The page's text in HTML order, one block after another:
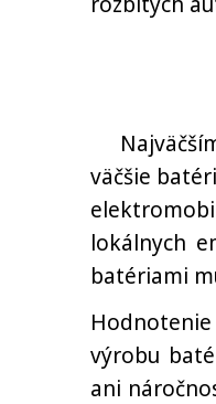
väčšie
lokálnych
batériami
výrobu
ani